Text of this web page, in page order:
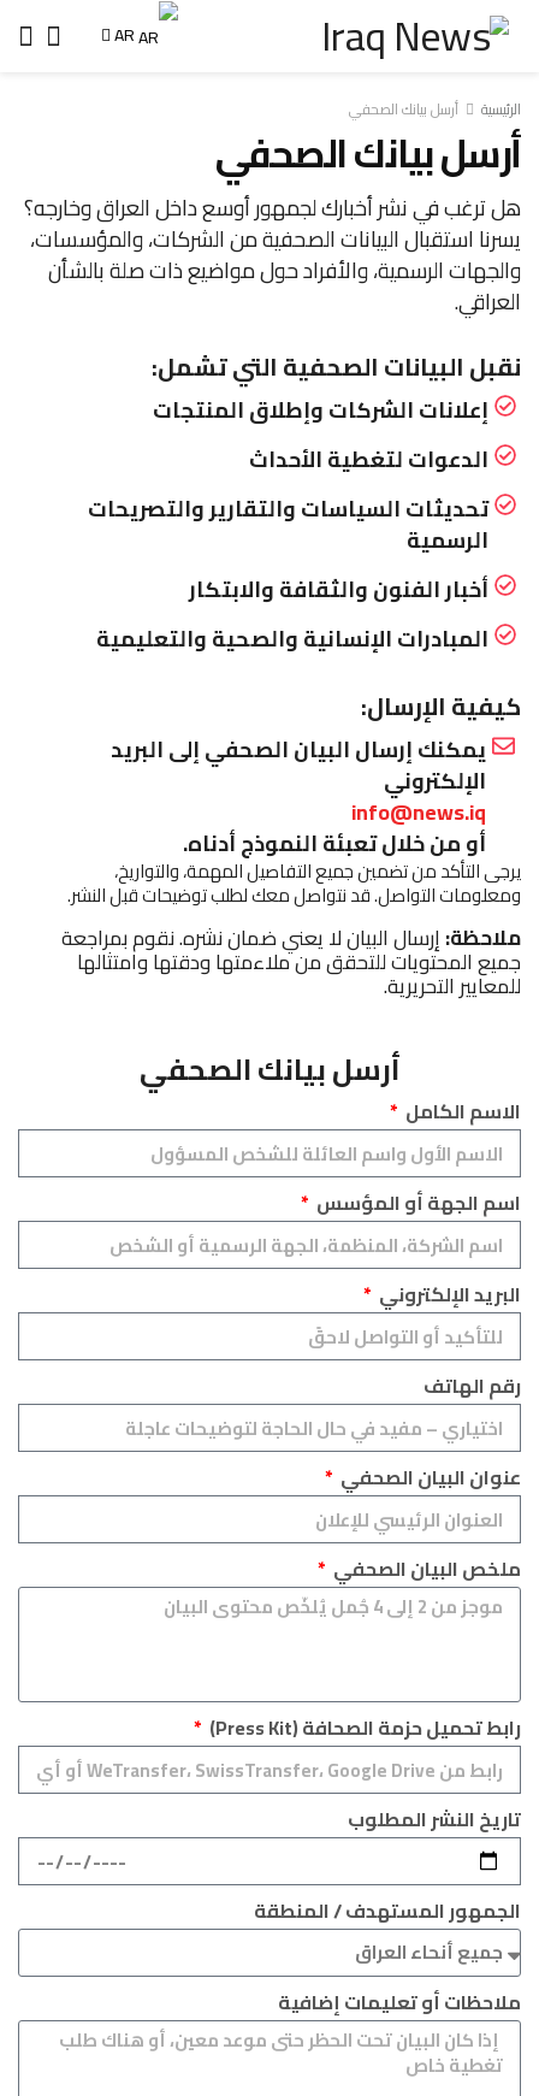
AR
الرئيسية أرسل بيانك الصحفي
أرسل بيانك الصحفي
هل ترغب في نشر أخبارك لجمهور أوسع داخل العراق وخارجه؟
يسرنا استقبال البيانات الصحفية من الشركات، والمؤسسات،
والجهات الرسمية، والأفراد حول مواضيع ذات صلة بالشأن
العراقي.
نقبل البيانات الصحفية التي تشمل:
إعلانات الشركات وإطلاق المنتجات
الدعوات لتغطية الأحداث
تحديثات السياسات والتقارير والتصريحات
الرسمية
أخبار الفنون والثقافة والابتكار
المبادرات الإنسانية والصحية والتعليمية
كيفية الإرسال:
يمكنك إرسال البيان الصحفي إلى البريد
الإلكتروني
info@news.iq
أو من خلال تعبئة النموذج أدناه.
يرجى التأكد من تضمين جميع التفاصيل المهمة، والتواريخ،
ومعلومات التواصل. قد نتواصل معك لطلب توضيحات قبل النشر.
ملاحظة:إرسال البيان لا يعني ضمان نشره. نقوم بمراجعة
جميع المحتويات للتحقق من ملاءمتها ودقتها وامتثالها
للمعايير التحريرية.
أرسل بيانك الصحفي
الاسم الكامل
اسم الجهة أو المؤسس
البريد الإلكتروني
رقم الهاتف
عنوان البيان الصحفي
ملخص البيان الصحفي
رابط تحميل حزمة الصحافة (Press Kit)
تاريخ النشر المطلوب
الجمهور المستهدف / المنطقة
ملاحظات أو تعليمات إضافية